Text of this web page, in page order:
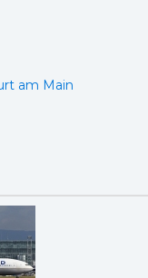
am Main